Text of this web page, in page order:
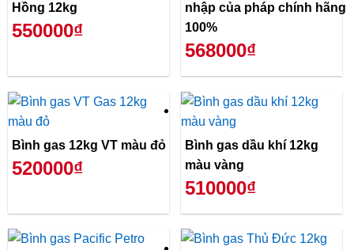
Hồng 12kg
550000₫
nhập của pháp chính hãng
100%
568000₫
Bình gas 12kg VT màu đỏ
520000₫
Bình gas dầu khí 12kg
màu vàng
510000₫